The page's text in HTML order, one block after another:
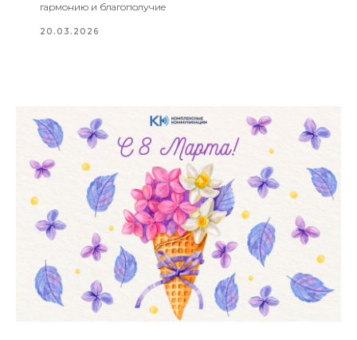
гармонию и благополучие
20.03.2026